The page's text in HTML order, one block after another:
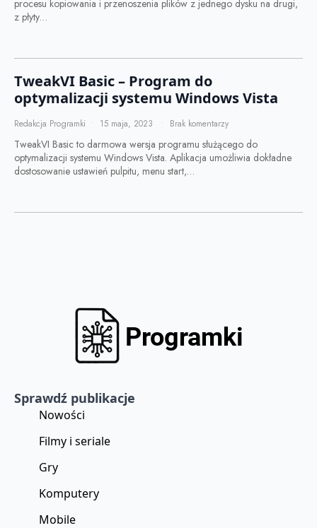
procesu kopiowania i przenoszenia plików z jednego dysku na drugi,
z płyty…
TweakVI Basic – Program do
optymalizacji systemu Windows Vista
Redakcja Programki 15 maja, 2023 Brak komentarzy
TweakVI Basic to darmowa wersja programu służącego do
optymalizacji systemu Windows Vista. Aplikacja umożliwia dokładne
dostosowanie ustawień pulpitu, menu start,…
Sprawdź publikacje
Nowości
Filmy i seriale
Gry
Komputery
Mobile